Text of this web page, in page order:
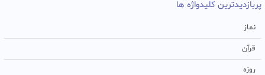
پربازدیدترین کلیدواژه ها
نماز
قرآن
روزه